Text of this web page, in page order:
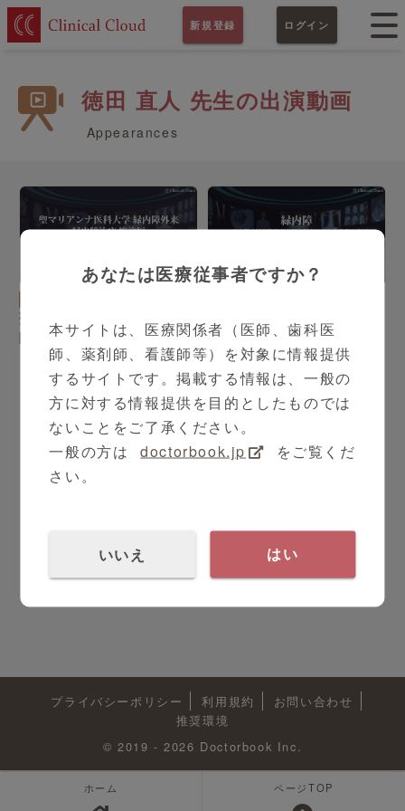
新規登録 ログイン
徳田 直人 先生の出演動画
Appearances
13:49
聖マリアンナ医科大学 緑内
障外来 ~緑内障治療,総論編
者さんに処方しても大丈
夫！？〜
プライバシーポリシー 利用規約
お問い合わせ
推奨環境
© 2019 - 2026 Doctorbook Inc.
ホーム ページTOP
あなたは医療従事者ですか？
本サイトは、医療関係者（医師、歯科医
師、薬剤師、看護師等）を対象に情報提供
するサイトです。掲載する情報は、一般の
方に対する情報提供を目的としたものでは
ないことをご了承ください。
一般の方は
doctorbook.jp
をご覧くだ
さい。
いいえ はい